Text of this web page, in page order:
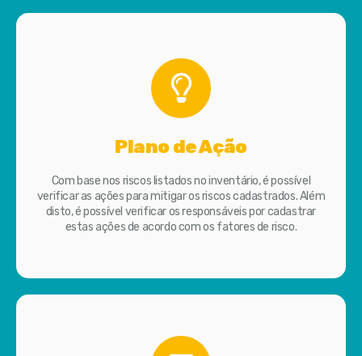
Plano de Ação
Com base nos riscos listados no inventário, é possível
verificar as ações para mitigar os riscos cadastrados. Além
disto, é possível verificar os responsáveis por cadastrar
estas ações de acordo com os fatores de risco.